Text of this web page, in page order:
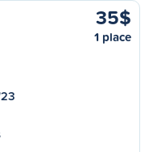
35$
1 place